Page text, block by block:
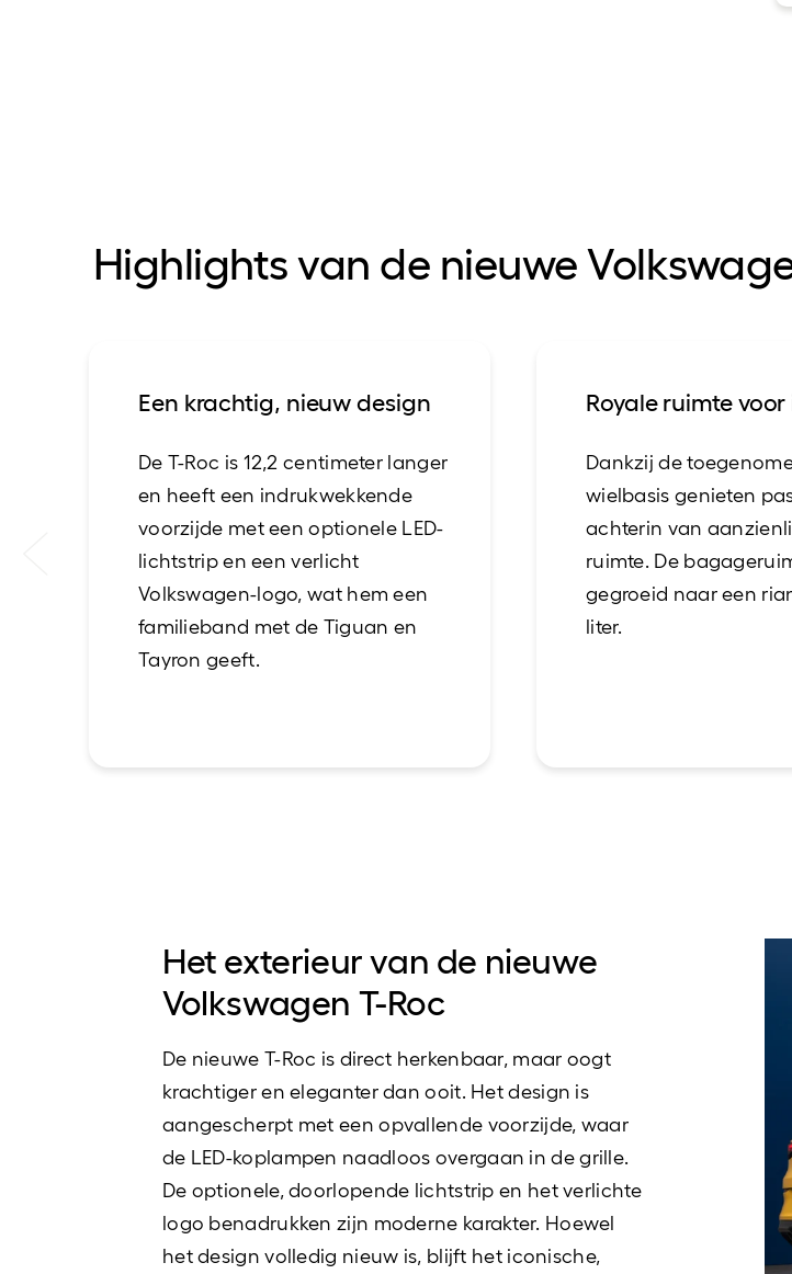
Highlights van de nieuwe
Een krachtig, nieuw design
De T-Roc is 12,2 centimeter langer
en heeft een indrukwekkende
voorzijde met een optionele LED-
lichtstrip en een verlicht
Volkswagen-logo, wat hem een
familieband met de Tiguan en
Tayron geeft.
Royale ruimte
Dankzij de
wielbasis genieten
achterin van
ruimte. De
gegroeid naar een
liter.
Het exterieur van de nieuwe
Volkswagen T-Roc
De nieuwe T-Roc is direct herkenbaar, maar oogt
krachtiger en eleganter dan ooit. Het design is
aangescherpt met een opvallende voorzijde, waar
de LED-koplampen naadloos overgaan in de grille.
De optionele, doorlopende lichtstrip en het verlichte
logo benadrukken zijn moderne karakter. Hoewel
het design volledig nieuw is, blijft het iconische,